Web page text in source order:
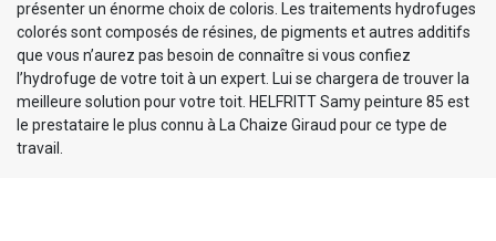
présenter un énorme choix de coloris. Les traitements hydrofuges
colorés sont composés de résines, de pigments et autres additifs
que vous n’aurez pas besoin de connaître si vous confiez
l’hydrofuge de votre toit à un expert. Lui se chargera de trouver la
meilleure solution pour votre toit. HELFRITT Samy peinture 85 est
le prestataire le plus connu à La Chaize Giraud pour ce type de
travail.